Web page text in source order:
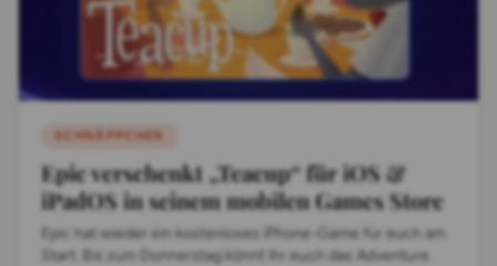
SCHNÄPPCHEN
Epic verschenkt „Teacup“ für iOS &
iPadOS in seinem mobilen Games Store
Epic hat wieder ein kostenloses iPhone-Game für euch am
Start. Bis zum Donnerstag könnt ihr euch das Adventure